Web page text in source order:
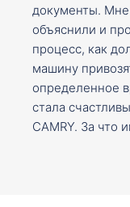
документы. Мне
объяснили и
процесс, как
машину
определенное
стала
CAMRY. За что